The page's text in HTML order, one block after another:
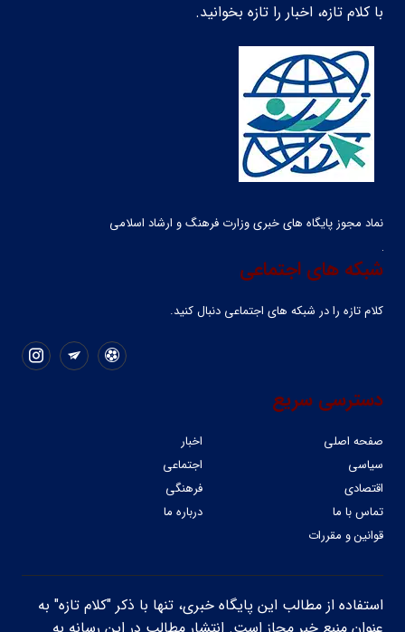
با کلام تازه، اخبار را تازه بخوانید.
نماد مجوز پایگاه های خبری وزارت فرهنگ و ارشاد اسلامی
شبکه های اجتماعی
کلام تازه را در شبکه ‌های اجتماعی دنبال کنید.
دسترسی سریع
صفحه اصلی
اخبار
سیاسی
اجتماعی
اقتصادی
فرهنگی
تماس با ما
درباره ما
قوانین و مقررات
استفاده از مطالب این پایگاه خبری، تنها با ذکر "کلام تازه" به